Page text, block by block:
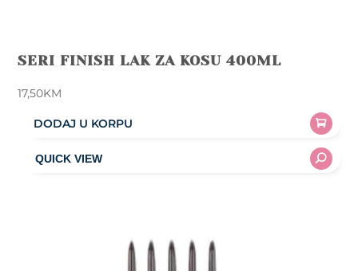
SERI FINISH LAK ZA KOSU 400ML
17,50KM
DODAJ U KORPU